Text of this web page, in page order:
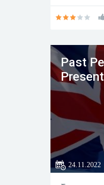
just,yet,
Past
24.11.2022